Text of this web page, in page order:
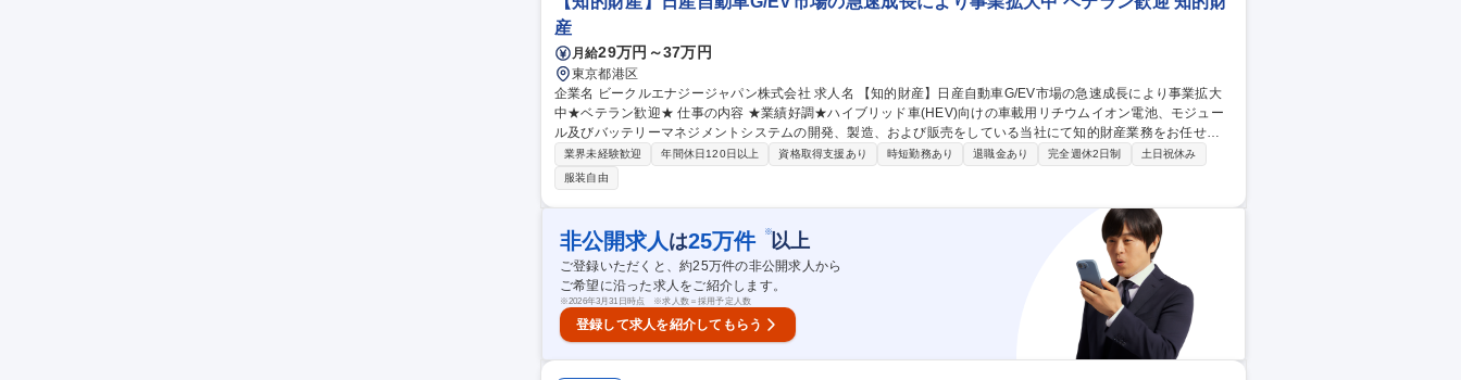
産
月給29万円～37万円
東京都港区
企業名 ビークルエナジージャパン株式会社 求人名 【知的財産】日産自動車G/EV市場の急速成長により事業拡大
中★ベテラン歓迎★ 仕事の内容 ★業績好調★ハイブリッド車(HEV)向けの車載用リチウムイオン電池、モジュー
ル及びバッテリーマネジメントシステムの開発、製造、および販売をしている当社にて知的財産業務をお任せし
ます。 ご経験と希望を考慮し知的財産業務をお任せ。 【詳細】知財戦略の立案、戦略に基づく発明創生、権利
化、知財活用と他社権利対策、他社特許分析など【担当製品】リチウムイオン電池に関わる技術内容で分担(制御
系・構造系・モジュールなど)【出願件数/年】現在は40件超ですが、EV拡大トレンドで今後50超など増加見込
み。海外もあります(アメリカ・中国・欧州など)。事業拡大に伴い特許数・種類も増え、更なる組織強化を企図。
募集職種 【知的財産】日産自動車G/EV市場の急速成長により事業拡大中★ベテラン歓迎★
業界未経験歓迎 年間休日120日以上 資格取得支援あり 時短勤務あり 退職金あり 完全週休2日制
土日祝休み
服装自由
非公開求人 は25万件 ※以上
ご登録いただくと、約25万件の非公開求人から
ご希望に沿った求人をご紹介します。
※2026年3月31日時点 ※求人数＝採用予定人数
登録して求人を紹介してもらう